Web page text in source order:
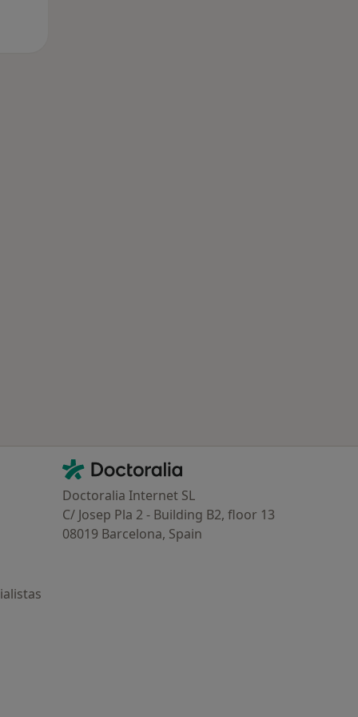
Contacto
Doctoralia - Página de inicio
Doctoralia Internet SL
C/ Josep Pla 2 - Building B2, floor 13
08019 Barcelona, Spain